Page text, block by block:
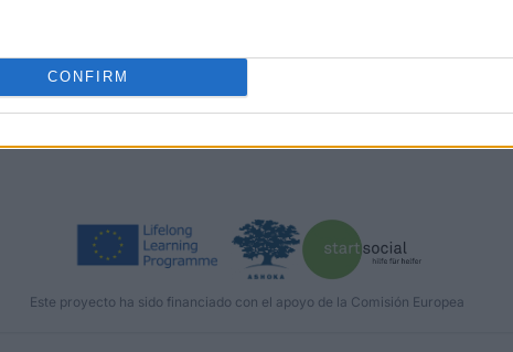
CONFIRM
Este proyecto ha sido financiado con el apoyo de la Comisión Europea